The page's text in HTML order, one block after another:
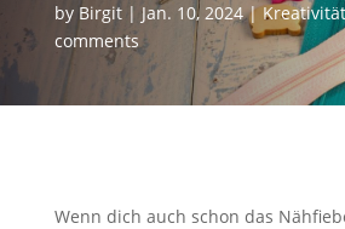
by Birgit Jan. 10, 2024
comments
Wenn dich auch schon das